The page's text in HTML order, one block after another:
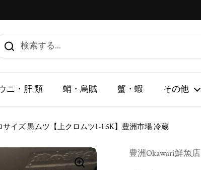
ニ・肝 類 蛸・烏賊 蟹・蝦 その他
サイズ 黒ムツ【上クロムツ1-1.5K】豊洲市場 冷蔵
豊洲Okawari鮮魚店